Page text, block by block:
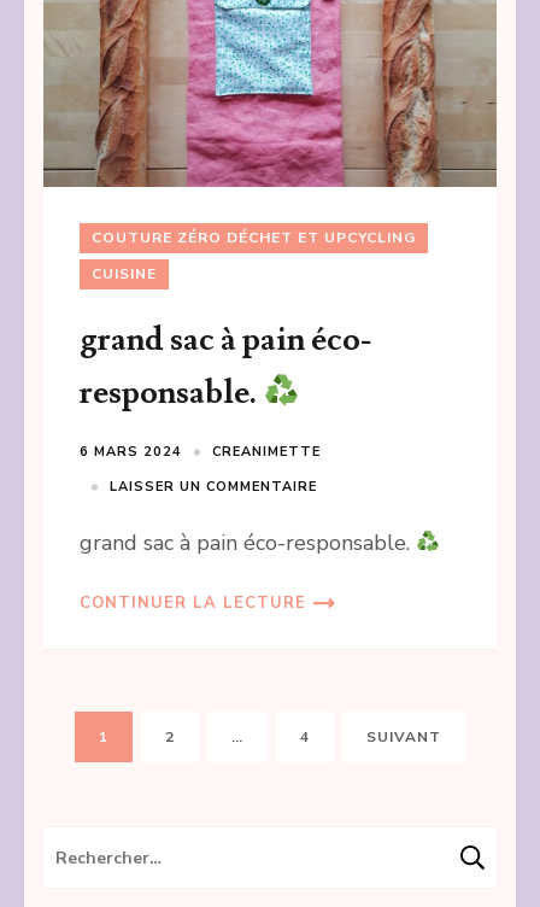
COUTURE ZÉRO DÉCHET ET UPCYCLING
CUISINE
grand sac à pain éco-
responsable.
6 MARS 2024
CREANIMETTE
LAISSER UN COMMENTAIRE
grand sac à pain éco-responsable.
CONTINUER LA LECTURE
Pagination
des
PAGE
1 PAGE
2 … PAGE
4 SUIVANT
Rechercher :